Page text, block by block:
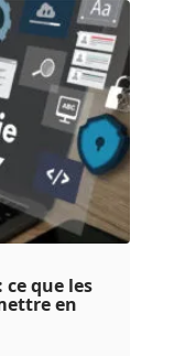
ce que les
en